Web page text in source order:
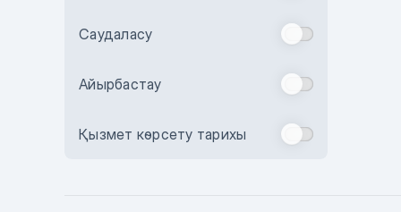
Зеленый
Бежевый
Комбинированный
Саудаласу
Айырбастау
Қызмет көрсету тарихы